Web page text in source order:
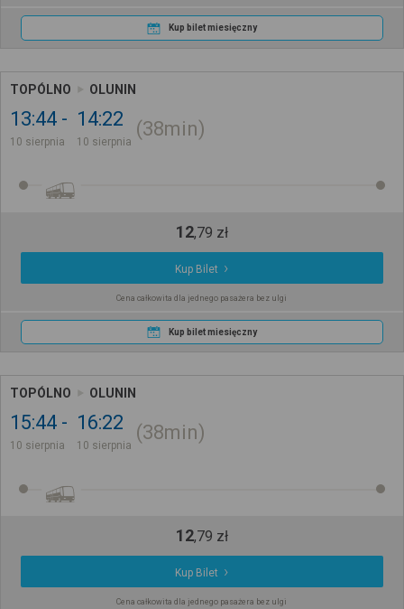
Kup bilet miesięczny
TOPÓLNO OLUNIN
13:44
10 sierpnia
14:22
10 sierpnia
38min
12,79 zł
Kup Bilet
Cena całkowita dla jednego pasażera bez ulgi
Kup bilet miesięczny
TOPÓLNO OLUNIN
15:44
10 sierpnia
16:22
10 sierpnia
38min
12,79 zł
Kup Bilet
Cena całkowita dla jednego pasażera bez ulgi